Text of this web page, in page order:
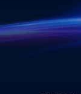
黄**
郭**